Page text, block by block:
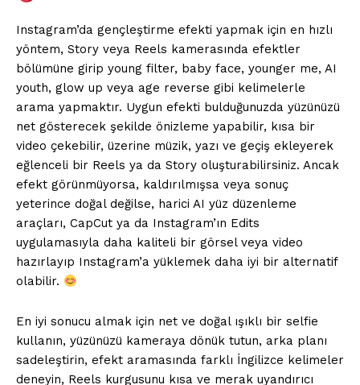
Instagram’da gençleştirme efekti yapmak için en hızlı
yöntem, Story veya Reels kamerasında efektler
bölümüne girip young filter, baby face, younger me, AI
youth, glow up veya age reverse gibi kelimelerle
arama yapmaktır. Uygun efekti bulduğunuzda yüzünüzü
net gösterecek şekilde önizleme yapabilir, kısa bir
video çekebilir, üzerine müzik, yazı ve geçiş ekleyerek
eğlenceli bir Reels ya da Story oluşturabilirsiniz. Ancak
efekt görünmüyorsa, kaldırılmışsa veya sonuç
yeterince doğal değilse, harici AI yüz düzenleme
araçları, CapCut ya da Instagram’ın Edits
uygulamasıyla daha kaliteli bir görsel veya video
hazırlayıp Instagram’a yüklemek daha iyi bir alternatif
olabilir.
En iyi sonucu almak için net ve doğal ışıklı bir selfie
kullanın, yüzünüzü kameraya dönük tutun, arka planı
sadeleştirin, efekt aramasında farklı İngilizce kelimeler
deneyin, Reels kurgusunu kısa ve merak uyandırıcı